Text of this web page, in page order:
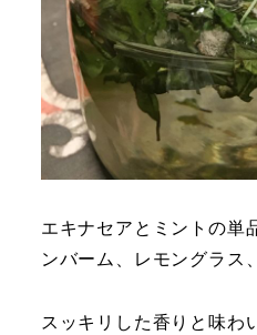
エキナセアとミントの単
ンバーム、レモングラス
スッキリした香りと味わ